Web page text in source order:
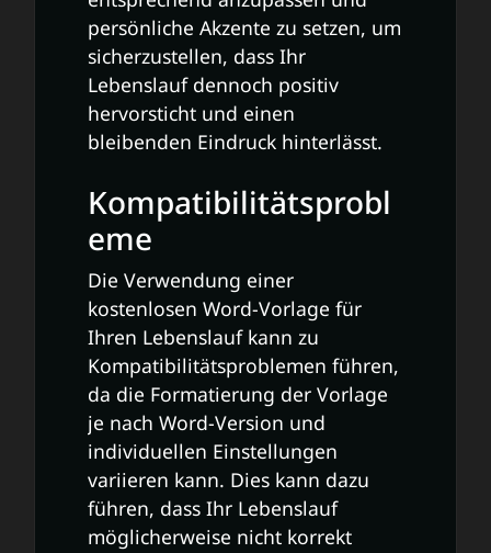
persönliche Akzente zu setzen, um
sicherzustellen, dass Ihr
Lebenslauf dennoch positiv
hervorsticht und einen
bleibenden Eindruck hinterlässt.
Kompatibilitätsprobl
eme
Die Verwendung einer
kostenlosen Word-Vorlage für
Ihren Lebenslauf kann zu
Kompatibilitätsproblemen führen,
da die Formatierung der Vorlage
je nach Word-Version und
individuellen Einstellungen
variieren kann. Dies kann dazu
führen, dass Ihr Lebenslauf
möglicherweise nicht korrekt